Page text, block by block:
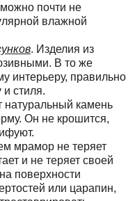
почти не
влажной
. Изделия из
В то же
интерьеру, правильно
и стиля.
натуральный камень
Он не крошится,
мрамор не теряет
и не теряет своей
поверхности
или царапин,